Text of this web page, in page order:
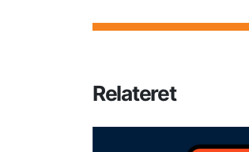
Relateret